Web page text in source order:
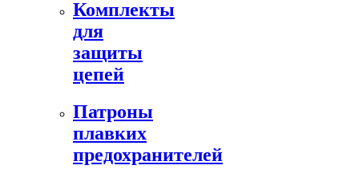
Комплекты
для
защиты
цепей
Патроны
плавких
предохранителей